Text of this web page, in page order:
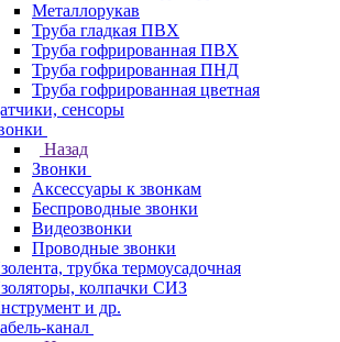
Металлорукав
Труба гладкая ПВХ
Труба гофрированная ПВХ
Труба гофрированная ПНД
Труба гофрированная цветная
сенсоры
Назад
Звонки
Аксессуары к звонкам
Беспроводные звонки
Видеозвонки
Проводные звонки
трубка термоусадочная
колпачки СИЗ
и др.
канал